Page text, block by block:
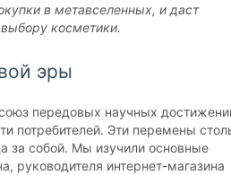
в метавселенных, и даст
косметики.
эры
передовых научных
потребителей. Эти перемены
за собой. Мы изучили основные
руководителя интернет-магазина